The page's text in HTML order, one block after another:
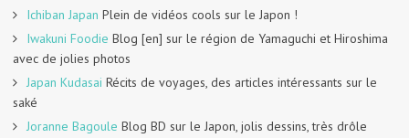
Ichiban Japan Plein de vidéos cools sur le Japon !
Iwakuni Foodie Blog [en] sur le région de Yamaguchi et Hiroshima
avec de jolies photos
Japan Kudasai Récits de voyages, des articles intéressants sur le
saké
Joranne Bagoule Blog BD sur le Japon, jolis dessins, très drôle